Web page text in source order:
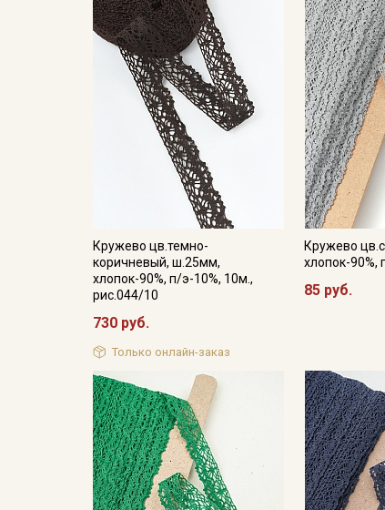
Кружево цв.темно-
коричневый, ш.25мм,
хлопок-90%, п/э-10%, 10м.,
рис.044/10
730 руб.
Только онлайн-заказ
Кружево
хлопок-90%,
85 руб.